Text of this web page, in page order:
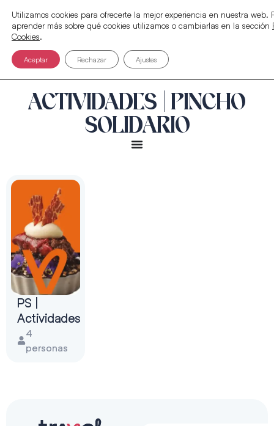
ACTIVIDADES | PINCHO
SOLIDARIO
PS |
Actividades
4
personas
Utilizamos cookies para ofrecerte la mejor experiencia en nuestra web.
aprender más sobre qué cookies utilizamos o cambiarlas en la sección
Cookies.
Aceptar Rechazar Ajustes